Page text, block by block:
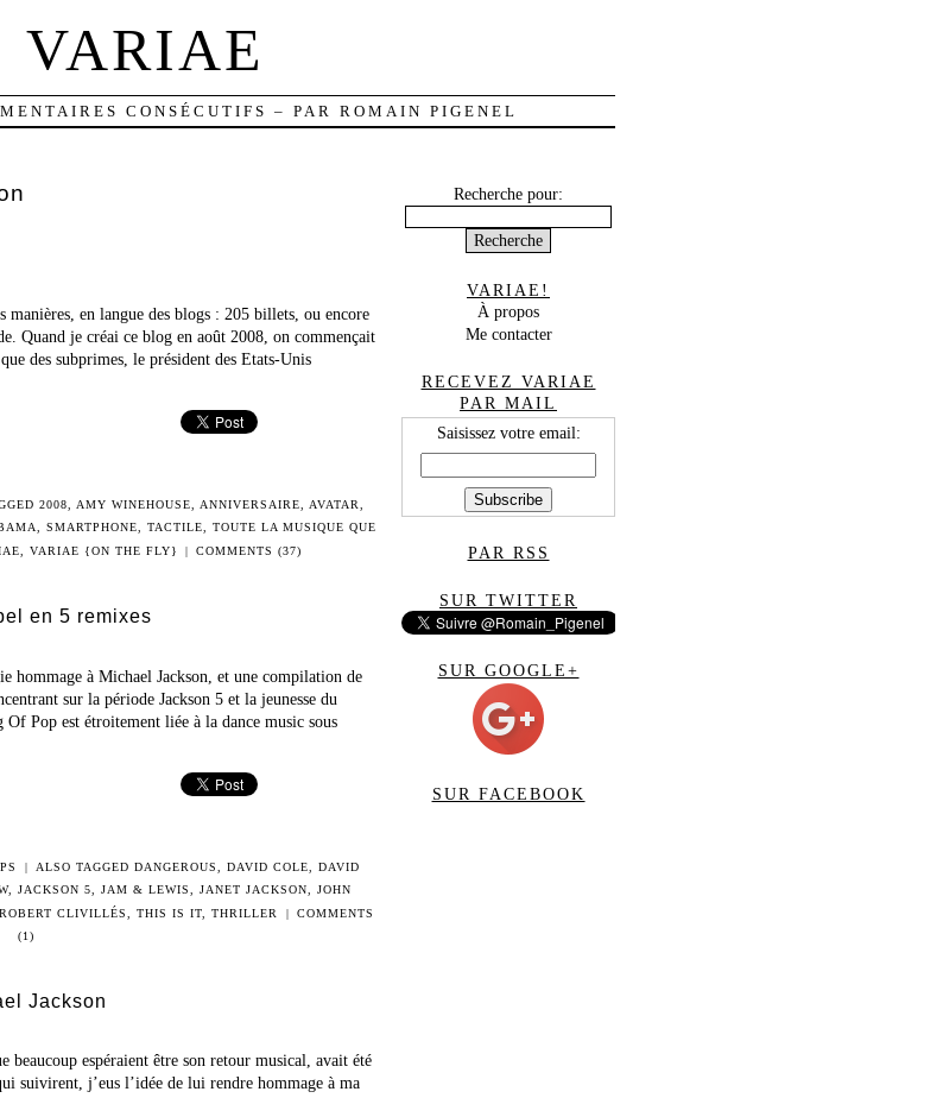
VARIAE
CONSÉCUTIFS – PAR ROMAIN PIGENEL
manières, en langue des blogs : 205 billets, ou encore
Quand je créai ce blog en août 2008, on commençait
des subprimes, le président des Etats-Unis
2008 AMY WINEHOUSE ANNIVERSAIRE AVATAR
SMARTPHONE TACTILE
TOUTE LA MUSIQUE QUE
VARIAE {ON THE FLY} | COMMENTS (37)
en 5 remixes
à Michael Jackson, et une compilation de
sur la période Jackson 5 et la jeunesse du
Pop est étroitement liée à la dance music sous
| ALSO TAGGED DANGEROUS DAVID COLE
DAVID
, JACKSON 5 JAM & LEWIS JANET JACKSON
JOHN
ROBERT CLIVILLÉS ,THIS IS IT ,THRILLER |
COMMENTS
(1)
Jackson
espéraient être son retour musical, avait été
suivirent, j’eus l’idée de lui rendre hommage à ma
Recherche pour:
VARIAE!
À propos
Me contacter
RECEVEZ VARIAE
PAR MAIL
Saisissez votre email:
PAR RSS
SUR TWITTER
SUR GOOGLE+
SUR FACEBOOK